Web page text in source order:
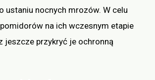
ustaniu nocnych mrozów. W celu
na ich wczesnym etapie
jeszcze przykryć je ochronną